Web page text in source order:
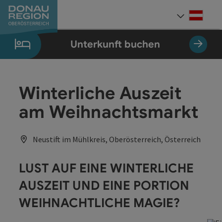
Zum Inhalt
Zur Navigation
Zum Seitenanfang
Zur Kontaktseite
Zum Impressum
Zur Startseite
Unterkunft buchen
Winterliche Auszeit
am Weihnachtsmarkt
Neustift im Mühlkreis, Oberösterreich, Österreich
LUST AUF EINE WINTERLICHE
AUSZEIT UND EINE PORTION
WEIHNACHTLICHE MAGIE?